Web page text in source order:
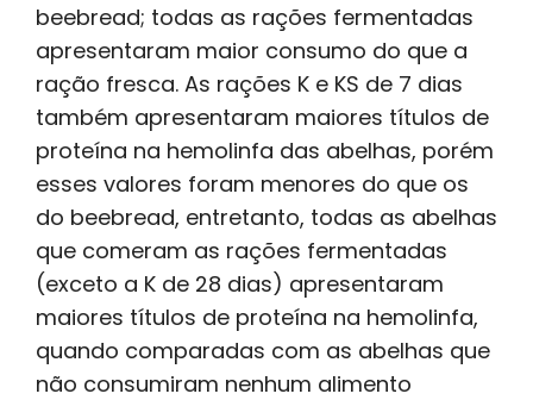
beebread; todas as rações fermentadas
apresentaram maior consumo do que a
ração fresca. As rações K e KS de 7 dias
também apresentaram maiores títulos de
proteína na hemolinfa das abelhas, porém
esses valores foram menores do que os
do beebread, entretanto, todas as abelhas
que comeram as rações fermentadas
(exceto a K de 28 dias) apresentaram
maiores títulos de proteína na hemolinfa,
quando comparadas com as abelhas que
não consumiram nenhum alimento